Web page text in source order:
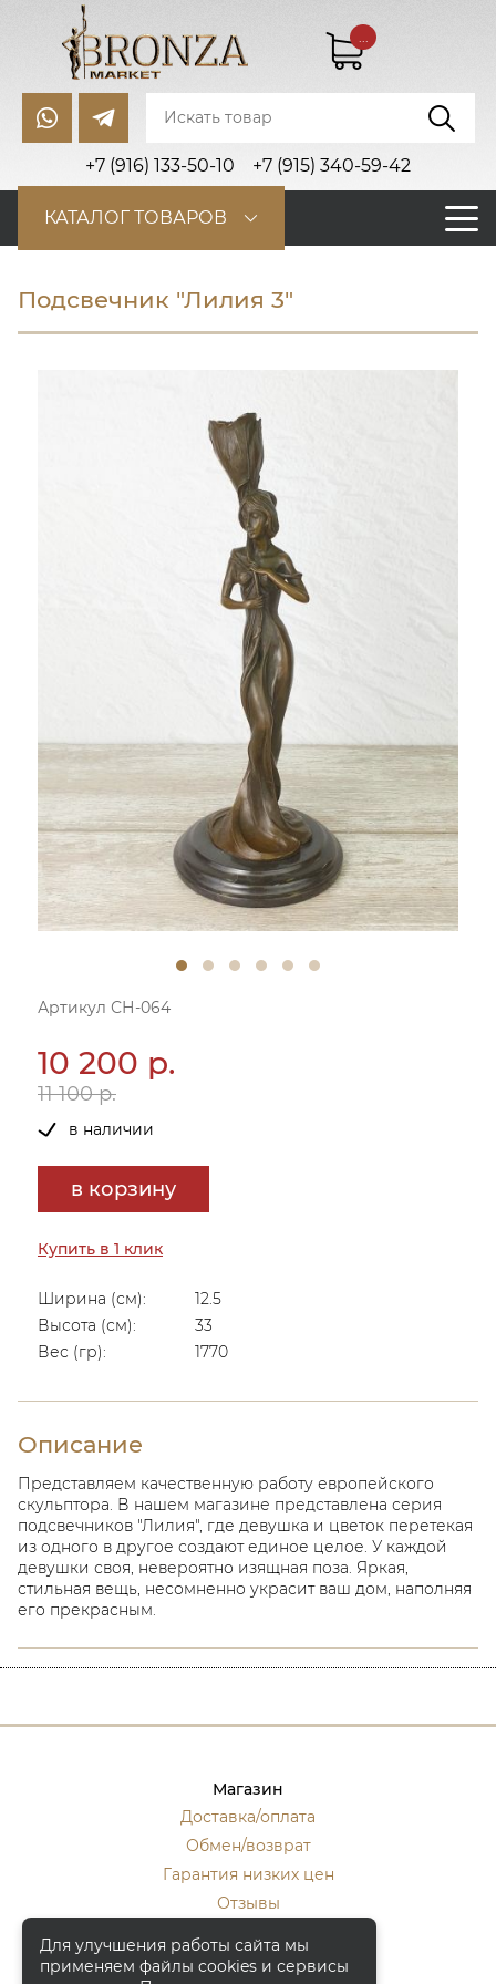
+7 (916) 133-50-10 +7 (915) 340-59-42
...
КАТАЛОГ ТОВАРОВ
Подсвечник "Лилия 3"
Артикул СН-064
10 200 р.
11 100 р.
в наличии
в корзину
Купить в 1 клик
Ширина (см):
12.5
Высота (см):
33
Вес (гр):
1770
Описание
Представляем качественную работу европейского
скульптора. В нашем магазине представлена серия
подсвечников "Лилия", где девушка и цветок перетекая
из одного в другое создают единое целое. У каждой
девушки своя, невероятно изящная поза. Яркая,
стильная вещь, несомненно украсит ваш дом, наполняя
его прекрасным.
Магазин
Доставка/оплата
Обмен/возврат
Гарантия низких цен
Отзывы
Контакты
Для улучшения работы сайта мы
применяем файлы cookies и сервисы